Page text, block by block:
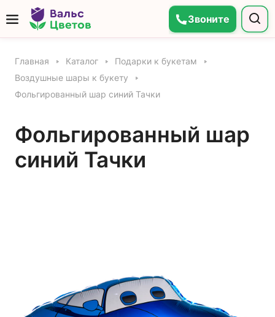
Звоните
Главная Каталог
Подарки к букетам
Воздушные шары к букету
Фольгированный шар синий Тачки
Фольгированный шар
синий Тачки